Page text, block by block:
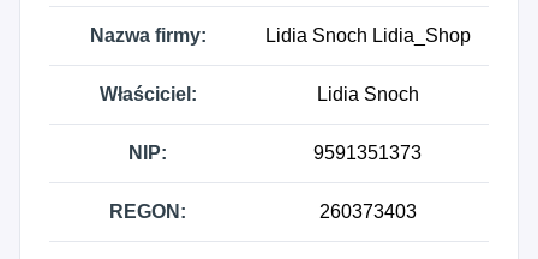
Nazwa firmy: Lidia Snoch Lidia_Shop
Właściciel: Lidia Snoch
NIP: 9591351373
REGON: 260373403